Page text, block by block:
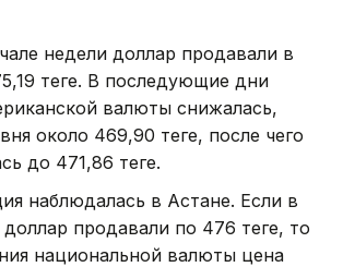
недели доллар продавали в
теңге. В последующие дни
валюты снижалась,
около 469,90 теңге, после чего
до 471,86 теңге.
наблюдалась в Астане. Если в
продавали по 476 теңге, то
национальной валюты цена